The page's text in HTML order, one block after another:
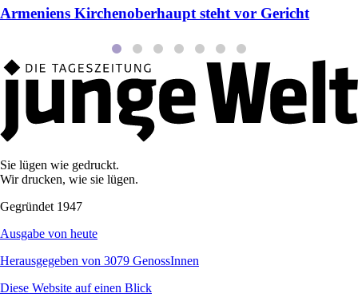
Armeniens Kirchenoberhaupt steht vor Gericht
Sie lügen wie gedruckt.
Wir drucken, wie sie lügen.
Gegründet 1947
Ausgabe von heute
Herausgegeben von 3079 GenossInnen
Diese Website auf einen Blick